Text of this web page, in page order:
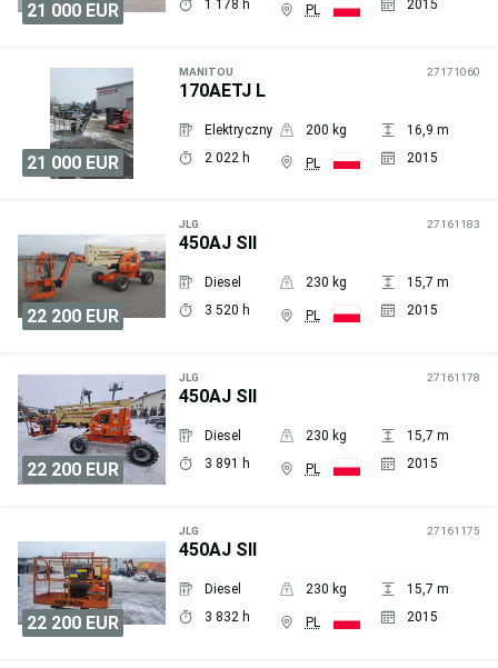
21 000 EUR
1 178 h
PL 2015
21 000 EUR
MANITOU
170AETJ L
27171060
Elektryczny 200 kg
16,9 m
2 022 h
PL 2015
22 200 EUR
JLG
450AJ SII
27161183
Diesel 230 kg
15,7 m
3 520 h
PL 2015
22 200 EUR
JLG
450AJ SII
27161178
Diesel 230 kg
15,7 m
3 891 h
PL 2015
22 200 EUR
JLG
450AJ SII
27161175
Diesel 230 kg
15,7 m
3 832 h
PL 2015